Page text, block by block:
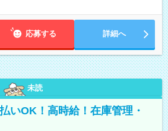
応募する 詳細へ
未読
いOK！高時給！在庫管理・